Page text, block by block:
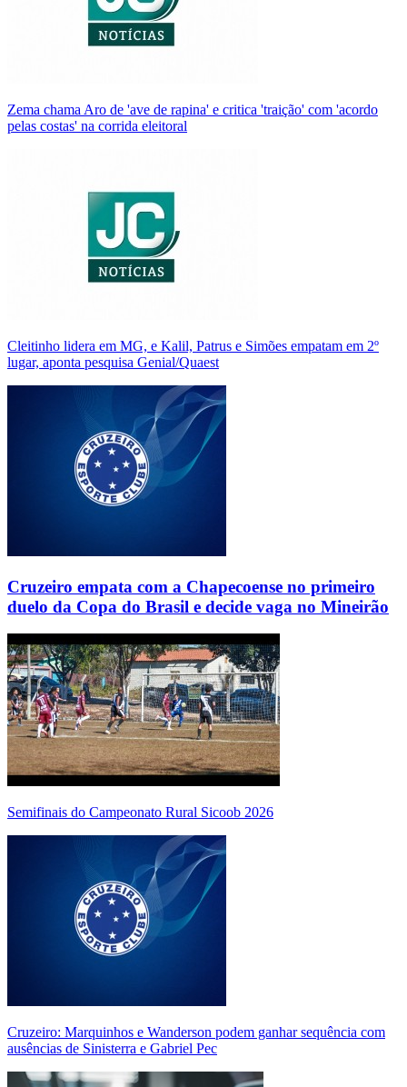
Zema chama Aro de 'ave de rapina' e critica 'traição' com 'acordo
pelas costas' na corrida eleitoral
Cleitinho lidera em MG, e Kalil, Patrus e Simões empatam em 2º
lugar, aponta pesquisa Genial/Quaest
Cruzeiro empata com a Chapecoense no primeiro
duelo da Copa do Brasil e decide vaga no Mineirão
Semifinais do Campeonato Rural Sicoob 2026
Cruzeiro: Marquinhos e Wanderson podem ganhar sequência com
ausências de Sinisterra e Gabriel Pec